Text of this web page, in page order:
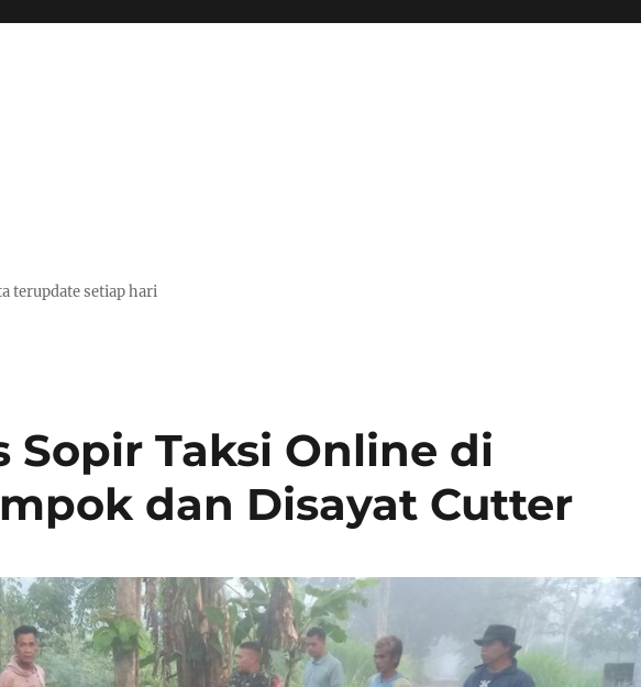
terupdate setiap hari
Sopir Taksi Online di
dan Disayat Cutter